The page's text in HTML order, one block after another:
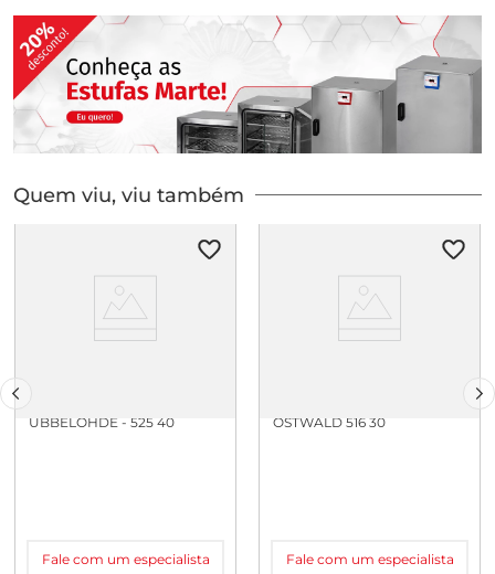
Quem viu, viu também
UBBELOHDE - 525 40
Fale com um especialista
OSTWALD 516 30
Fale com um especialista